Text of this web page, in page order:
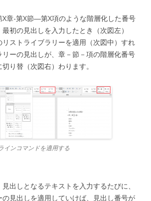
章-第X節―第X項のような階層化した番号
初の見出しを入力したとき（次図左）
ストライブラリーを適用（次図中）すれ
ーの見出しが、章－節－項の階層化番号
り替（次図右）わります。
インコマンドを適用する
出しとなるテキストを入力するたびに、
見出しを適用していけば、見出し番号が